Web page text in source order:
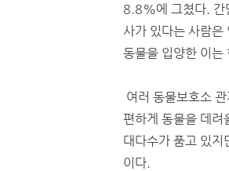
8.8%에 그쳤다. 간
사가 있다는 사람은
동물을 입양한 이는
여러 동물보호소
편하게 동물을 데려
대다수가 품고 있지
이다.